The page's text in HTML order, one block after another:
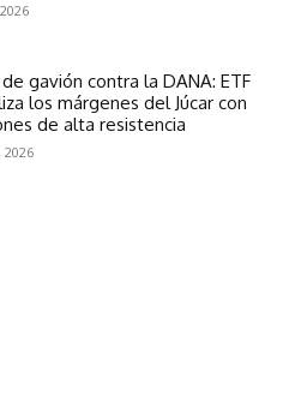
gavión contra la DANA: ETF
los márgenes del Júcar con
de alta resistencia
2026